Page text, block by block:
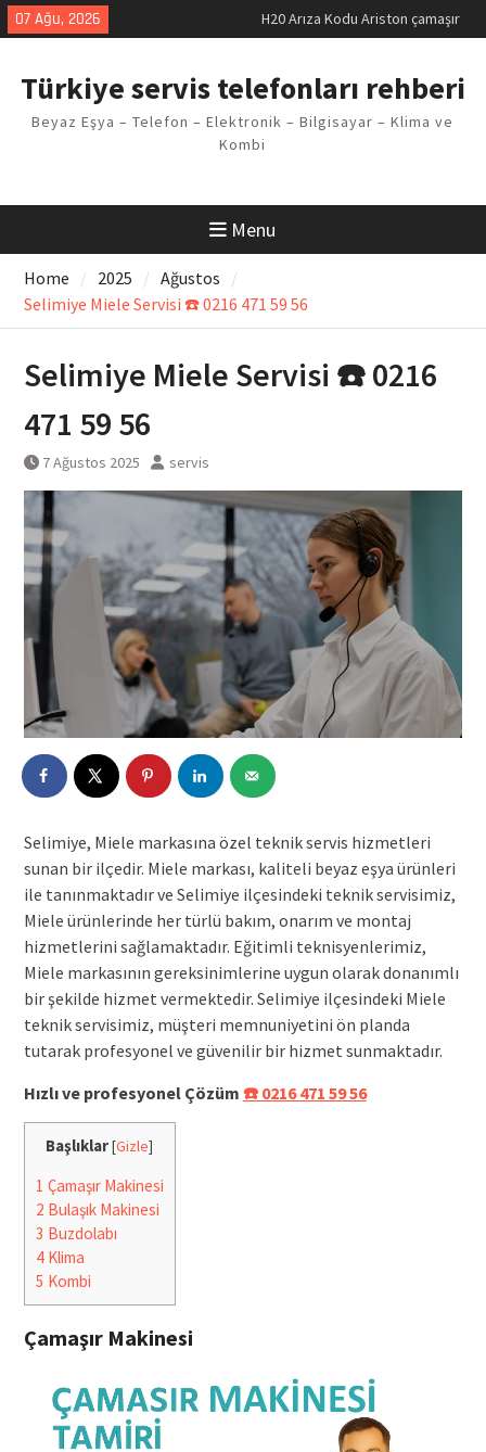
Skip
to
07 Ağu, 2026
LG kombi E2 Arızası Çözümü
Arçelik buzdolabı F5 Hatası
Vaillant çamaşır makinesi E03
Arıza Kodu
Ferroli klima E3 Arızası Çözümü
Türkiye servis telefonları rehberi
Beyaz Eşya – Telefon – Elektronik – Bilgisayar – Klima ve
Kombi
Menu
Home 2025
Ağustos
Selimiye Miele Servisi ☎️ 0216 471 59 56
Selimiye Miele Servisi ☎️ 0216
471 59 56
7 Ağustos 2025 servis
Selimiye, Miele markasına özel teknik servis hizmetleri
sunan bir ilçedir. Miele markası, kaliteli beyaz eşya ürünleri
ile tanınmaktadır ve Selimiye ilçesindeki teknik servisimiz,
Miele ürünlerinde her türlü bakım, onarım ve montaj
hizmetlerini sağlamaktadır. Eğitimli teknisyenlerimiz,
Miele markasının gereksinimlerine uygun olarak donanımlı
bir şekilde hizmet vermektedir. Selimiye ilçesindeki Miele
teknik servisimiz, müşteri memnuniyetini ön planda
tutarak profesyonel ve güvenilir bir hizmet sunmaktadır.
Hızlı ve profesyonel Çözüm ☎️ 0216 471 59 56
Başlıklar[Gizle]
1 Çamaşır Makinesi
2 Bulaşık Makinesi
3 Buzdolabı
4Klima
5 Kombi
Çamaşır Makinesi